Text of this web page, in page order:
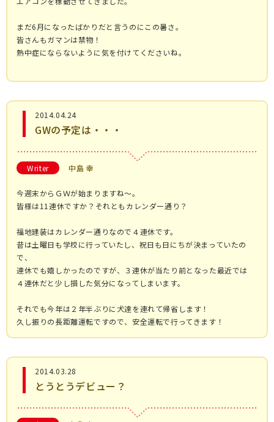
まだ6月になったばかりだと言うのにこの暑さ。
皆さんもガマンは禁物！
熱中症にならないように気を付けてくださいね。
2014.04.24
GWの予定は・・・
Writer 中島 幸
今週末からＧＷが始まりますね～。
皆様は11連休ですか？それともカレンダー通り？
福地建装はカレンダー通りなので４連休です。
昔は土曜日も学校に行っていたし、祝日も日にちが決まっていたの
で、
連休でも嬉しかったのですが、３連休が当たり前となった最近では
４連休だと少し損した気分になってしまいます。
それでも今年は２年半ぶりに犬達を連れて帰省します！
久し振りの長距離運転ですので、安全運転で行ってきます！
2014.03.28
とうとうデビュー？